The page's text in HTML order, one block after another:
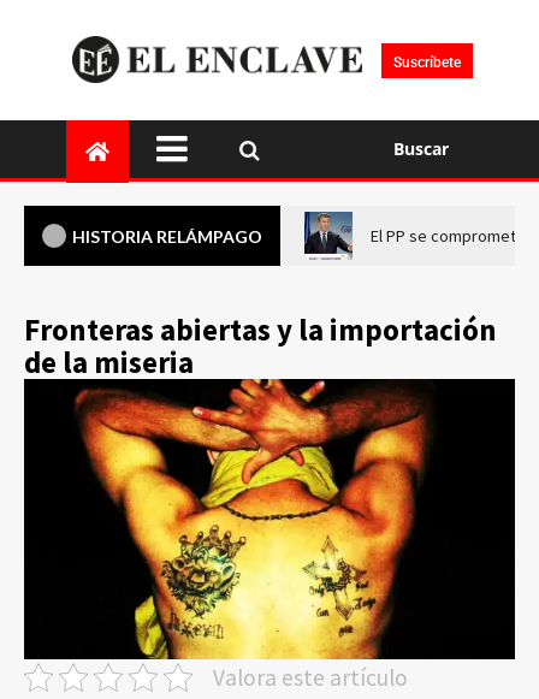
Suscríbete
Buscar
HISTORIA RELÁMPAGO El PP se compromete
Fronteras abiertas y la importación
de la miseria
Valora este artículo